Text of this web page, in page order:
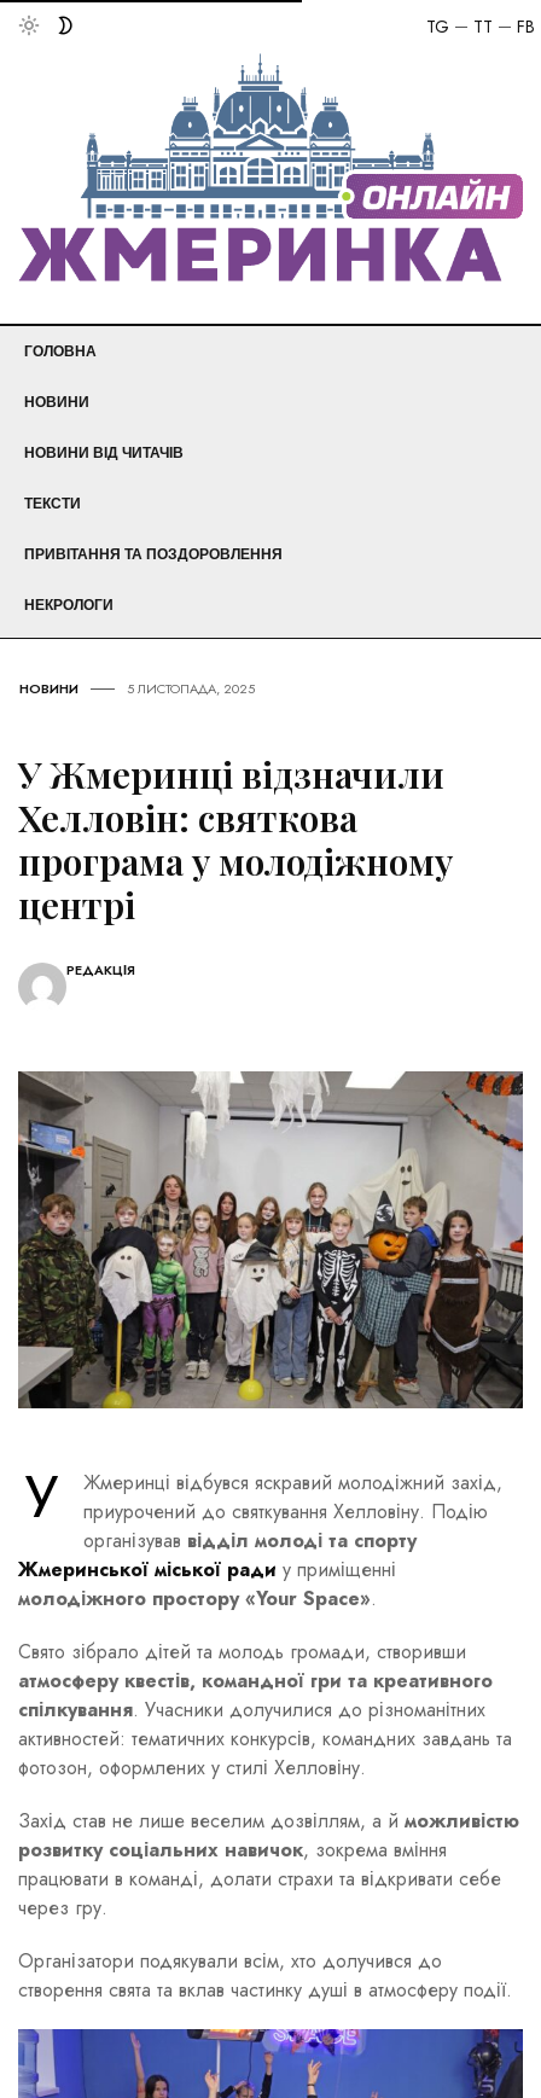
FB
TT
TG
ГОЛОВНА
НОВИНИ
НОВИНИ ВІД ЧИТАЧІВ
ТЕКСТИ
ПРИВІТАННЯ ТА ПОЗДОРОВЛЕННЯ
НЕКРОЛОГИ
НОВИНИ 5 ЛИСТОПАДА, 2025
У Жмеринці відзначили
Хелловін: святкова
програма у молодіжному
центрі
РЕДАКЦІЯ
У
Жмеринці відбувся яскравий молодіжний захід,
приурочений до святкування Хелловіну. Подію
організував відділ молоді та спорту
Жмеринської міської ради у приміщенні
молодіжного простору «Your Space».
Свято зібрало дітей та молодь громади, створивши
атмосферу квестів, командної гри та креативного
спілкування. Учасники долучилися до різноманітних
активностей: тематичних конкурсів, командних завдань та
фотозон, оформлених у стилі Хелловіну.
Захід став не лише веселим дозвіллям, а й можливістю
розвитку соціальних навичок, зокрема вміння
працювати в команді, долати страхи та відкривати себе
через гру.
Організатори подякували всім, хто долучився до
створення свята та вклав частинку душі в атмосферу події.